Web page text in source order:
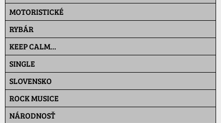
MOTORISTICKÉ
RYBÁR
KEEP CALM...
SINGLE
SLOVENSKO
ROCK MUSICE
NÁRODNOSŤ